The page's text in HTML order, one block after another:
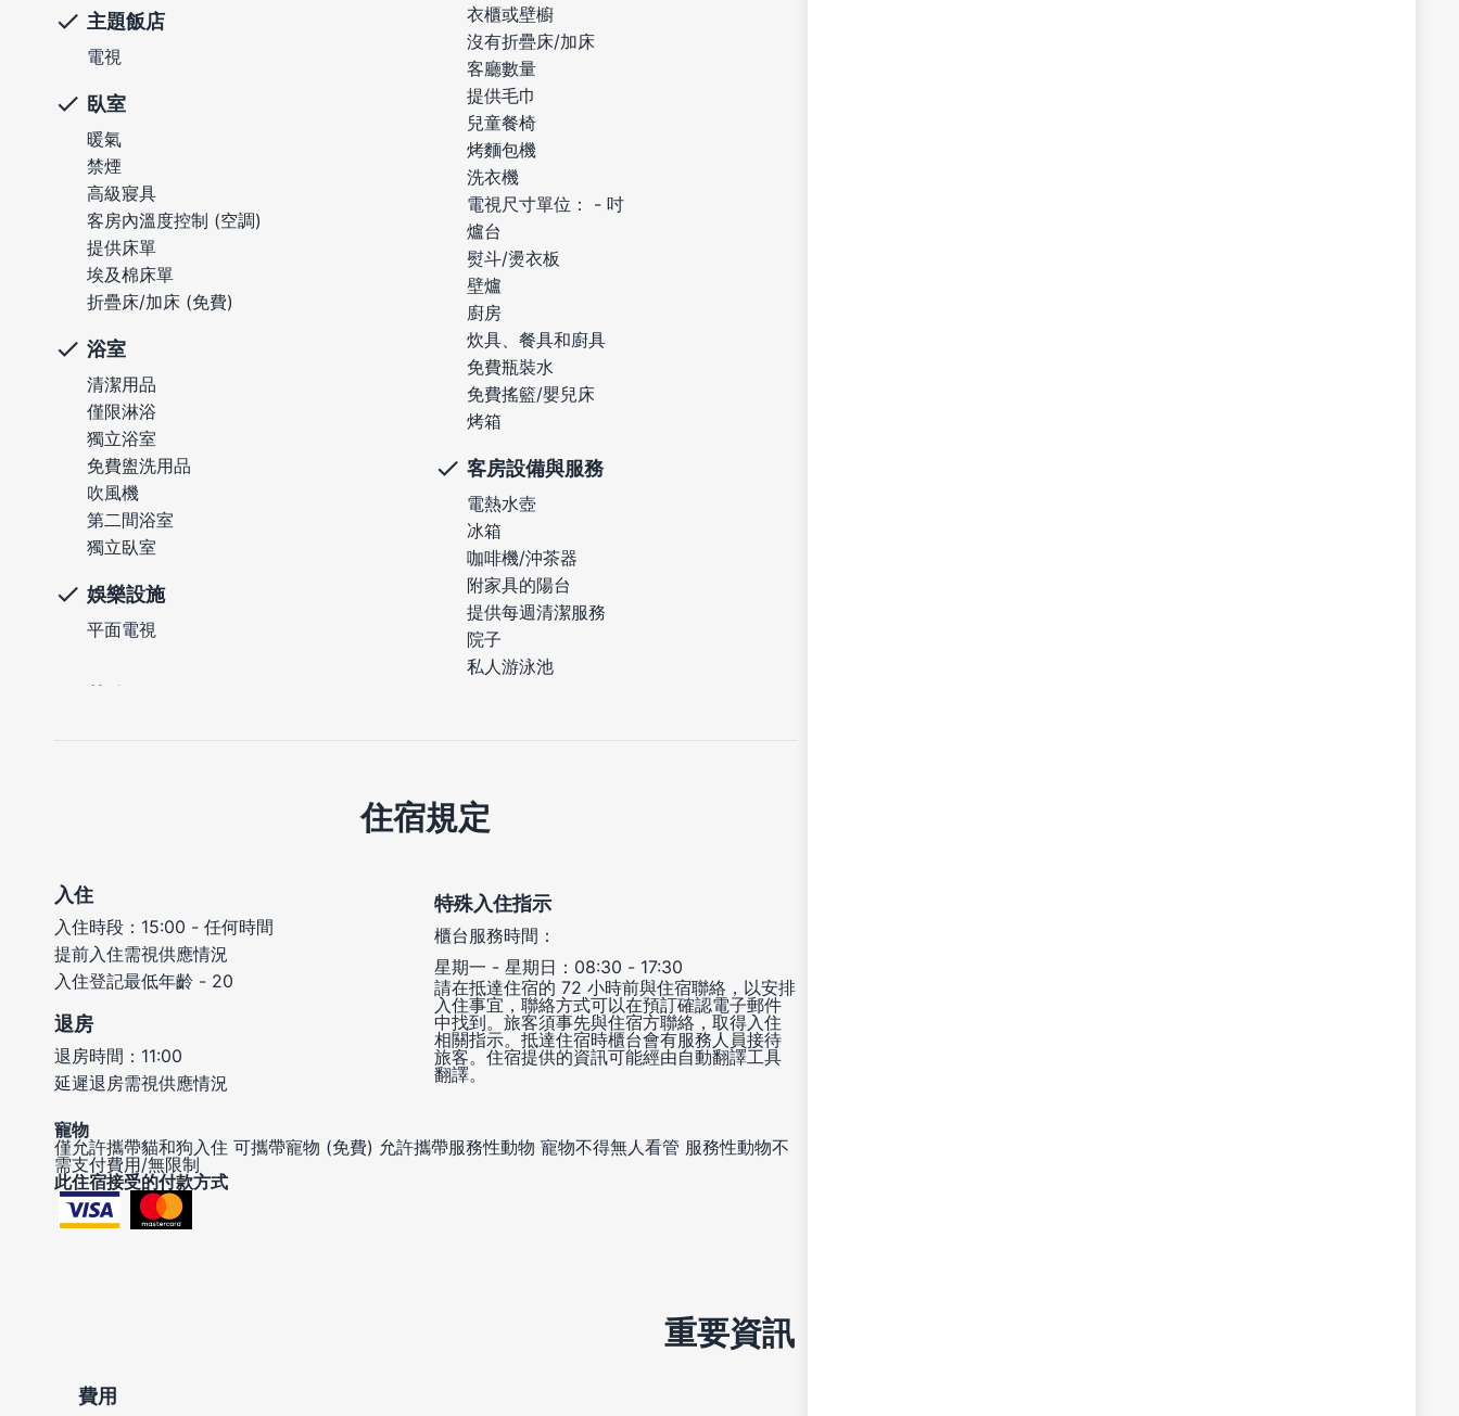
主題飯店
電視
臥室
暖氣
禁煙
高級寢具
客房內溫度控制 (空調)
提供床單
埃及棉床單
折疊床/加床 (免費)
浴室
清潔用品
僅限淋浴
獨立浴室
免費盥洗用品
吹風機
第二間浴室
獨立臥室
娛樂設施
平面電視
衣櫃或壁櫥
沒有折疊床/加床
客廳數量
提供毛巾
兒童餐椅
烤麵包機
洗衣機
電視尺寸單位： - 吋
爐台
熨斗/燙衣板
壁爐
廚房
炊具、餐具和廚具
免費瓶裝水
免費搖籃/嬰兒床
烤箱
客房設備與服務
電熱水壺
冰箱
咖啡機/沖茶器
附家具的陽台
提供每週清潔服務
院子
私人游泳池
住宿規定
入住
入住時段：15:00 - 任何時間
提前入住需視供應情況
入住登記最低年齡 - 20
退房
退房時間：11:00
延遲退房需視供應情況
特殊入住指示
櫃台服務時間：
星期一 - 星期日：08:30 - 17:30
請在抵達住宿的 72 小時前與住宿聯絡，以安排
入住事宜，聯絡方式可以在預訂確認電子郵件
中找到。旅客須事先與住宿方聯絡，取得入住
相關指示。抵達住宿時櫃台會有服務人員接待
旅客。住宿提供的資訊可能經由自動翻譯工具
翻譯。
寵物
僅允許攜帶貓和狗入住 可攜帶寵物 (免費) 允許攜帶服務性動物 寵物不得無人看管 服務性動物不
需支付費用/無限制
此住宿接受的付款方式
重要資訊
費用